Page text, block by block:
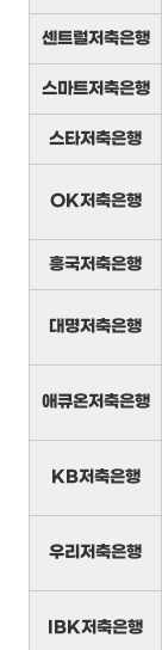
센트럴저축은행
스마트저축은행
스타저축은행
OK저축은행
흥국저축은행
대명저축은행
애큐온저축은행
KB저축은행
우리저축은행
IBK저축은행